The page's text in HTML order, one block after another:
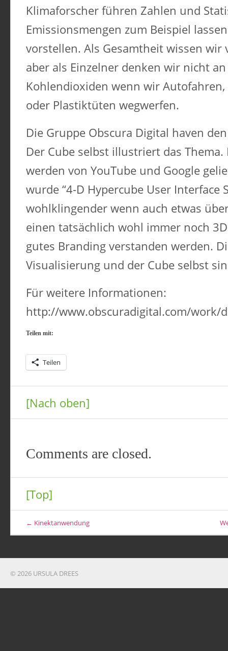
Klimaforscher führen Zahlen und
Emissionsmengen zum Beispiel
vorstellen. Als Gesamtheit wissen wir
aber als Einzelner denken wir nicht
Kohlendioxiden wenn wir
oder Plastiktüten wegwerfen.
Die Gruppe Obscura Digital haven
Der Cube selbst illustriert das
werden von YouTube und Google
wurde “4-D Hypercube User Interface
wohlklingender wenn auch etwas
einen tatsächlich wohl immer noch
gutes Branding verstanden werden.
Visualisierung und der Cube selbst
Für weitere Informationen:
http://www.obscuradigital.com/work/
Teilen mit:
Teilen
[Nach oben]
Comments are closed.
[Top]
← Kinektanwendung
© 2026 URSULA DREES